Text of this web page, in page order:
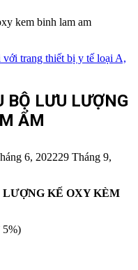
trang thiết bị y tế loại A,
LƯU LƯỢNG
ẨM
6, 202229 Tháng 9,
KẾ OXY KÈM
5%)